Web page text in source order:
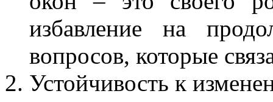
избавление на
вопросов, которые
Устойчивость к